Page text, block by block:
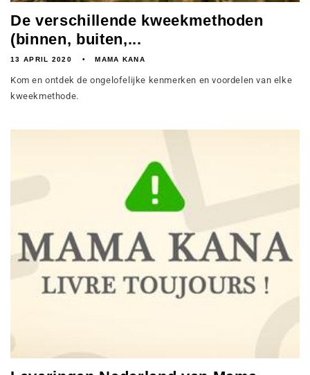
De verschillende kweekmethoden
(binnen, buiten,...
13 APRIL 2020 MAMA KANA
Kom en ontdek de ongelofelijke kenmerken en voordelen van elke
kweekmethode.